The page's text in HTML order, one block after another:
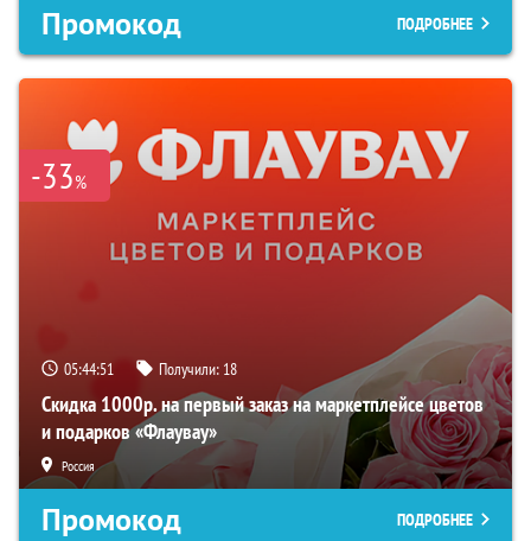
Промокод ПОДРОБНЕЕ
-33%
05:44:50 Получили: 18
Скидка 1000р. на первый заказ на маркетплейсе цветов
и подарков «Флаувау»
Россия
Промокод ПОДРОБНЕЕ